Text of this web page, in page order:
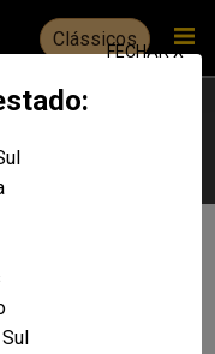
FECHAR X
Clássicos
resultados